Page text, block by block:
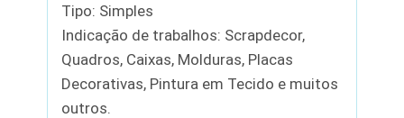
Tipo: Simples
Indicação de trabalhos: Scrapdecor,
Quadros, Caixas, Molduras, Placas
Decorativas, Pintura em Tecido e muitos
outros.